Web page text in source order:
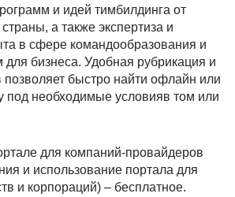
и идей тимбилдинга от
а также экспертиза и
в сфере командообразования и
для бизнеса. Удобная рубрикация и
позволяет быстро найти офлайн или
под необходимые условияв том или
для компаний-провайдеров
и использование портала для
и корпораций) – бесплатное.